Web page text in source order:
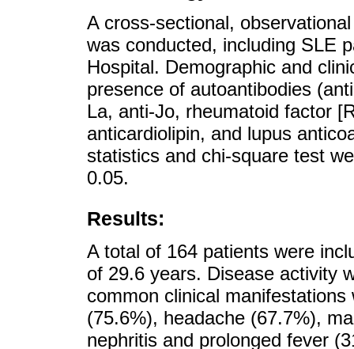
A cross-sectional,
was conducted, including SLE
Hospital. Demographic and
presence of autoantibodies
La, anti-Jo, rheumatoid factor
anticardiolipin, and lupus
statistics and chi-square test
0.05.
Results:
A total of 164 patients were
of 29.6 years. Disease activity
common clinical
(75.6%), headache (67.7%),
nephritis and prolonged fever